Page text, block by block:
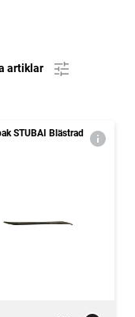
artiklar
STUBAI Blästrad